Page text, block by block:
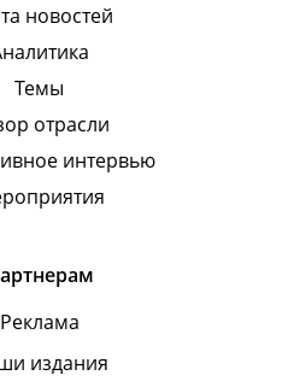
новостей
Темы
отрасли
интервью
Реклама
издания